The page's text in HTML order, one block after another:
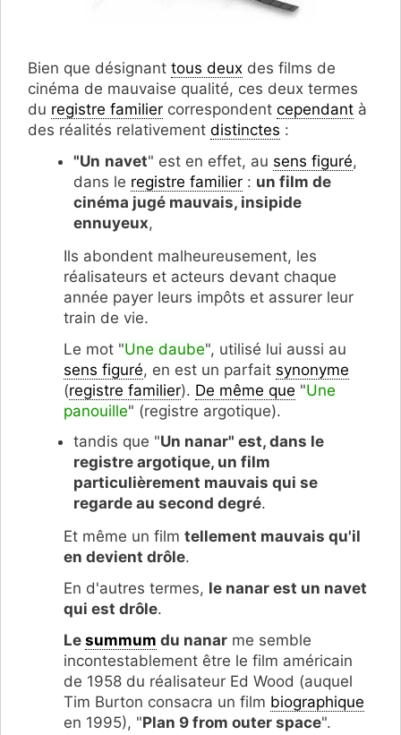
Bien que désignant tous deux des films de
cinéma de mauvaise qualité, ces deux termes
du registre familier correspondent cependant à
des réalités relativement distinctes :
"Un navet" est en effet, au sens figuré,
dans le registre familier : un film de
cinéma jugé mauvais, insipide
ennuyeux,
Ils abondent malheureusement, les
réalisateurs et acteurs devant chaque
année payer leurs impôts et assurer leur
train de vie.
Le mot "Une daube", utilisé lui aussi au
sens figuré, en est un parfait synonyme
(registre familier). De même que "Une
panouille" (registre argotique).
tandis que "Un nanar" est, dans le
registre argotique, un film
particulièrement mauvais qui se
regarde au second degré.
Et même un film tellement mauvais qu'il
en devient drôle.
En d'autres termes, le nanar est un navet
qui est drôle.
Le summum du nanar me semble
incontestablement être le film américain
de 1958 du réalisateur Ed Wood (auquel
Tim Burton consacra un film biographique
en 1995), "Plan 9 from outer space".